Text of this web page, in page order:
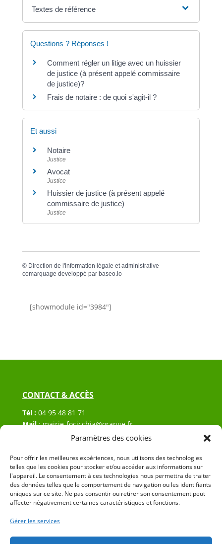
Paramètres des cookies
Pour offrir les meilleures expériences, nous utilisons des technologies
telles que les cookies pour stocker et/ou accéder aux informations sur
l'appareil. Le consentement à ces technologies nous permettra de traiter
des données telles que le comportement de navigation ou les identifiants
uniques sur ce site. Ne pas consentir ou retirer son consentement peut
affecter négativement certaines caractéristiques et fonctions.
Gérer les services
Textes de référence
Questions ? Réponses !
Comment régler un litige avec un huissier
de justice (à présent appelé commissaire
de justice)?
Frais de notaire : de quoi s'agit-il ?
Et aussi
Notaire
Justice
Avocat
Justice
Huissier de justice (à présent appelé
commissaire de justice)
Justice
© Direction de l'information légale et administrative
comarquage developpé par baseo.io
[showmodule id="3984"]
CONTACT & ACCÈS
Tél : 04 95 48 81 71
Mail:mairie-focicchia@orange.fr
Hôtel de ville de Focicchia
20212 Focicchia